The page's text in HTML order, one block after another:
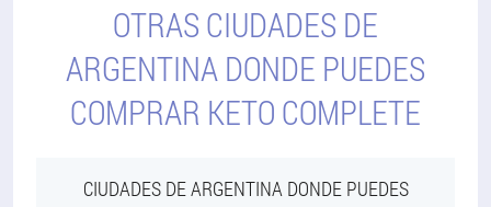
OTRAS CIUDADES DE
ARGENTINA DONDE PUEDES
COMPRAR KETO COMPLETE
CIUDADES DE ARGENTINA DONDE PUEDES